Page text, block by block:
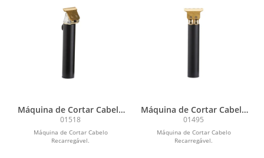
Máquina de Cortar Cabelo
Recarregável
01518
Máquina de Cortar Cabelo
Recarregável.
Máquina de Cortar Cabelo
Recarregável
01495
Máquina de Cortar Cabelo
Recarregável.